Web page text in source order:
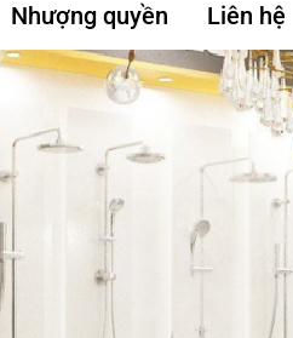
Nhượng quyền Liên hệ